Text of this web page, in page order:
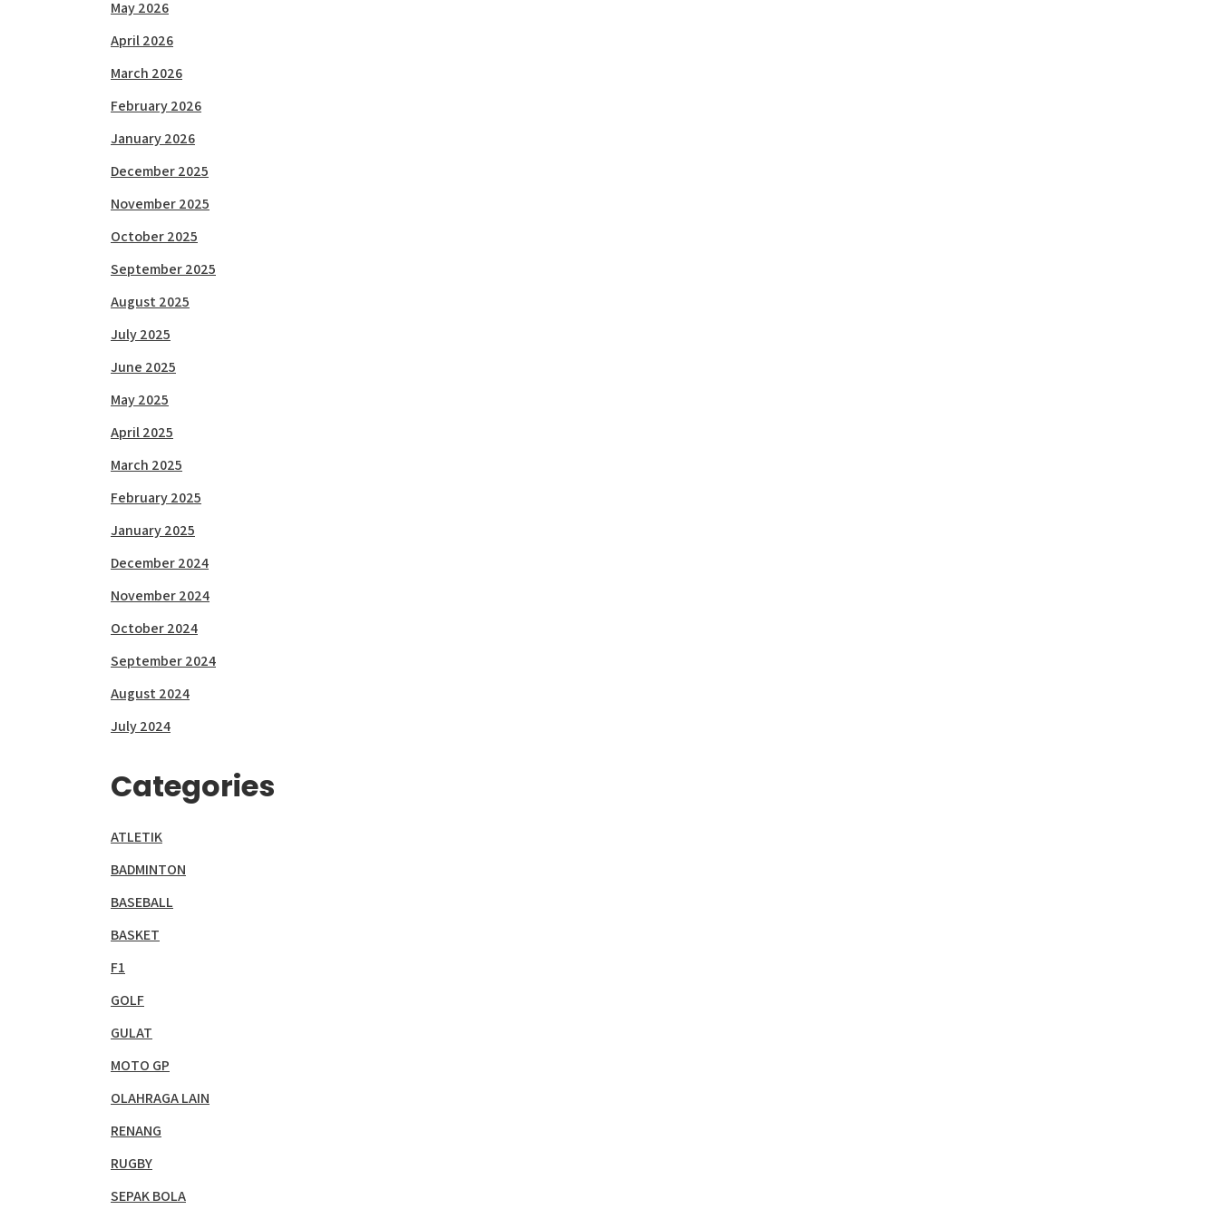
May 2026
April 2026
March 2026
February 2026
January 2026
December 2025
November 2025
October 2025
September 2025
August 2025
July 2025
June 2025
May 2025
April 2025
March 2025
February 2025
January 2025
December 2024
November 2024
October 2024
September 2024
August 2024
July 2024
Categories
ATLETIK
BADMINTON
BASEBALL
BASKET
F1
GOLF
GULAT
MOTO GP
OLAHRAGA LAIN
RENANG
RUGBY
SEPAK BOLA